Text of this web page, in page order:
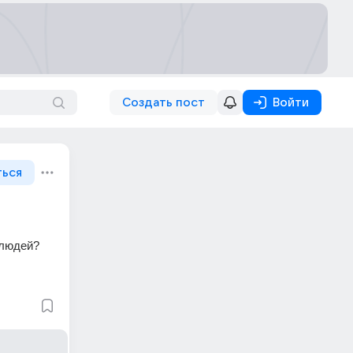
Создать пост Войти